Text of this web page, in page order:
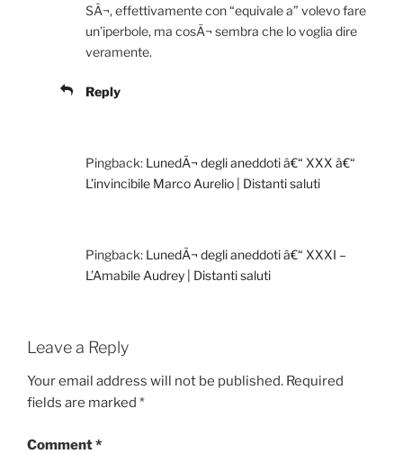
SÃ¬, effettivamente con “equivale a” volevo fare
un’iperbole, ma cosÃ¬ sembra che lo voglia dire
veramente.
Reply
Pingback: LunedÃ¬ degli aneddoti â€“ XXX â€“
L’invincibile Marco Aurelio | Distanti saluti
Pingback: LunedÃ¬ degli aneddoti â€“ XXXI –
L’Amabile Audrey | Distanti saluti
Leave a Reply
Your email address will not be published. Required
fields are marked *
Comment*